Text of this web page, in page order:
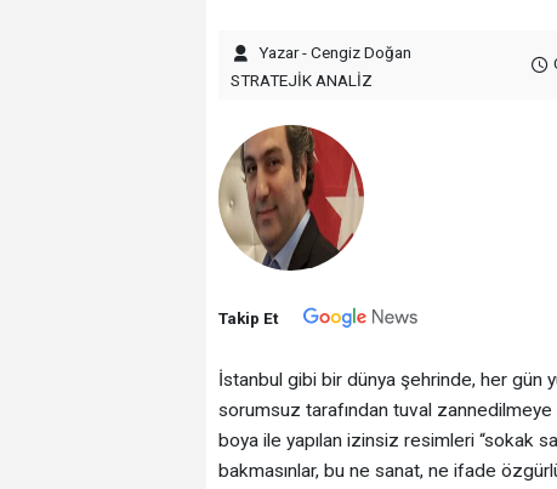
Yazar - Cengiz Doğan
STRATEJİK ANALİZ
Takip Et
İstanbul gibi bir dünya şehrinde, her gün
sorumsuz tarafından tuval
boya ile yapılan izinsiz resimleri “sokak
bakmasınlar, bu ne sanat, ne ifade